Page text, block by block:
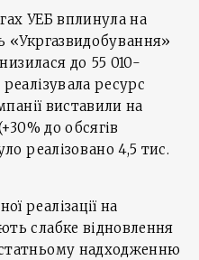
УЕБ вплинула на
«Укргазвидобування»
до 55 010-
ресурс
виставили на
до обсягів
реалізовано 4,5 тис.
реалізації на
слабке відновлення
надходженню